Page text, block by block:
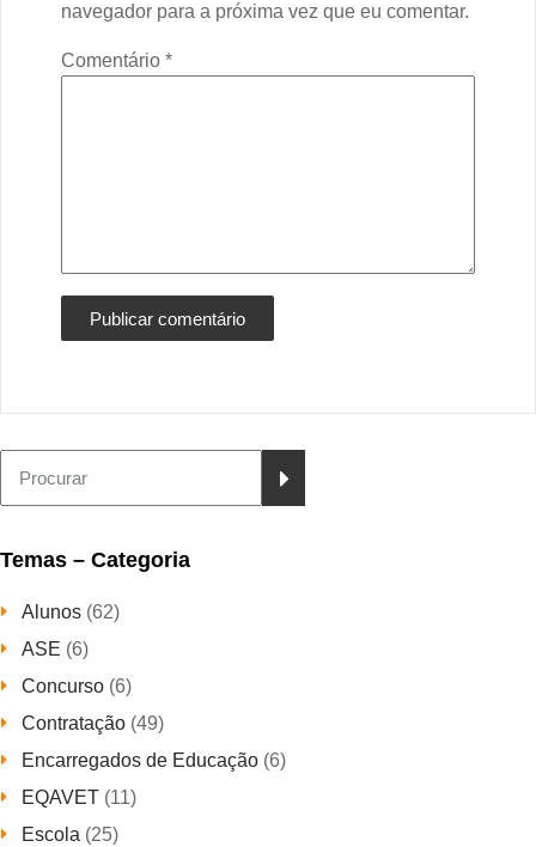
navegador para a próxima vez que eu comentar.
Comentário *
Temas – Categoria
Alunos (62)
ASE (6)
Concurso (6)
Contratação (49)
Encarregados de Educação (6)
EQAVET (11)
Escola (25)